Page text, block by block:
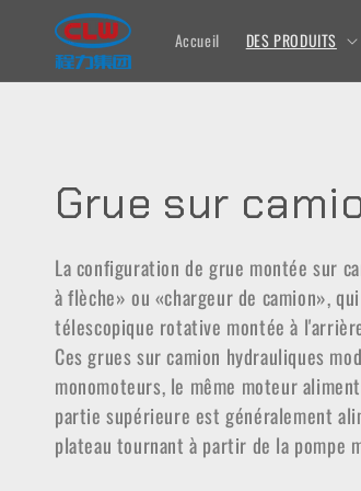
et passer
contenu
Accueil DES PRODUITS
C
o
l
l
e
Grue sur
La configuration de grue montée sur
à flèche» ou «chargeur de camion»,
télescopique rotative montée à
Ces grues sur camion hydrauliques
monomoteurs, le même moteur
partie supérieure est généralement
plateau tournant à partir de la pompe